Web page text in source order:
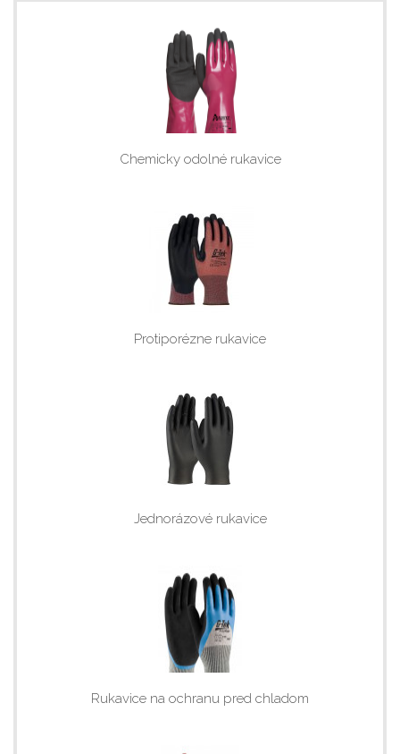
Chemicky odolné rukavice
Protiporézne rukavice
Jednorázové rukavice
Rukavice na ochranu pred chladom